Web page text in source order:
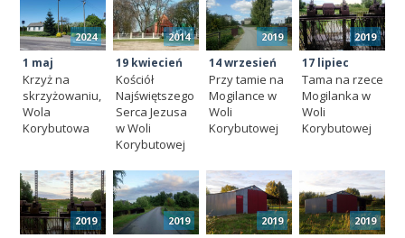
2024
1 maj
Krzyż na
skrzyżowaniu,
Wola
Korybutowa
2014
19 kwiecień
Kościół
Najświętszego
Serca Jezusa
w Woli
Korybutowej
2019
14 wrzesień
Przy tamie na
Mogilance w
Woli
Korybutowej
2019
17 lipiec
Tama na rzece
Mogilanka w
Woli
Korybutowej
2019 2019 2019 2019